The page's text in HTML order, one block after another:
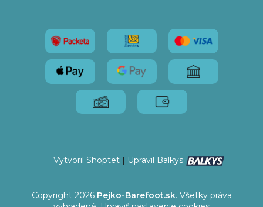
Vytvoril Shoptet| Upravil Balkys
Copyright 2026 Pejko-Barefoot.sk. Všetky práva